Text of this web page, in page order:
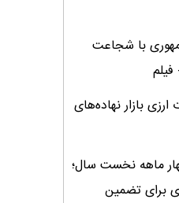
با شجاعت
بازار نهاده‌های
در چهار ماهه نخست سال؛
برای تضمین